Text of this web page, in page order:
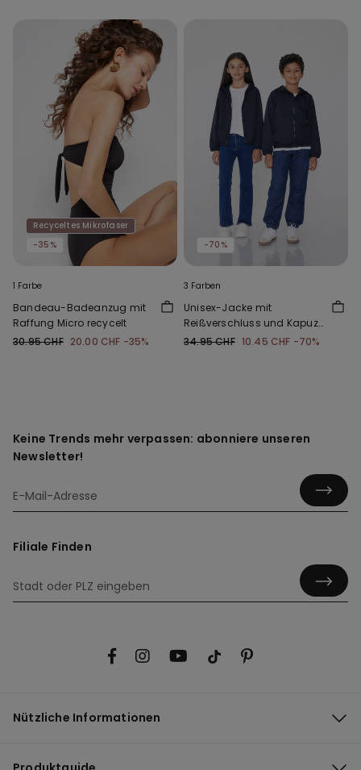
Recyceltes Mikrofaser
-35%
1 Farbe
Bandeau-Badeanzug mit
Raffung Micro recycelt
30.95 CHF 20.00 CHF -35%
-70%
3 Farben
Unisex-Jacke mit
Reißverschluss und Kapuze
aus Funktionsgewebe für
34.95 CHF 10.45 CHF -70%
Keine Trends mehr verpassen: abonniere unseren
Newsletter!
Filiale Finden
Nützliche Informationen